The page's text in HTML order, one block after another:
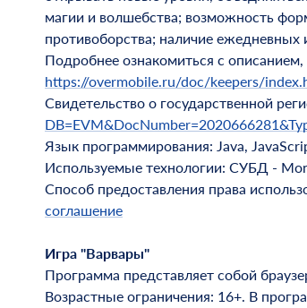
магии и волшебства; возможность
противоборства; наличие
Подробнее ознакомиться с
https://overmobile.ru/doc/keepers/
Свидетельство о государственной
Язык программирования: Java,
Используемые технологии: СУБД -
Способ предоставления права
соглашение
Игра "Варвары"
Программа представляет собой
Возрастные ограничения: 16+. В